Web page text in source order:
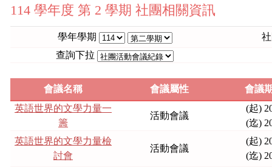
114 學年度 第 2 學期 社團相關資訊
學年學期
查詢下拉
會議名稱 會議屬性
會議
英語世界的文學力量一
籌
活動會議
(起)
(迄)
英語世界的文學力量檢
討會
活動會議
(起)
(迄)